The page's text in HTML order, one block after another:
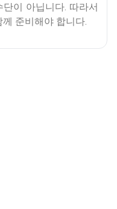
이 아닙니다. 따라서
께 준비해야 합니다.